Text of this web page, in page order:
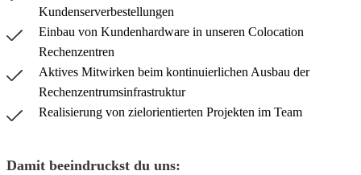
Kundenserverbestellungen
Einbau von Kundenhardware in unseren Colocation
Rechenzentren
Aktives Mitwirken beim kontinuierlichen Ausbau der
Rechenzentrumsinfrastruktur
Realisierung von zielorientierten Projekten im Team
Damit beeindruckst du uns: